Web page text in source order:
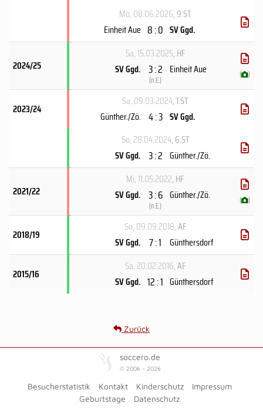
Mo, 08.06.2026, 9.ST
Einheit Aue 8 : 0 SV Ggd.
2024/25
Sa, 15.03.2025, HF
SV Ggd. 3 : 2
(n.E.)
Einheit Aue ( )
2023/24
Sa, 09.03.2024, 1.ST
Günther./Zö. 4 : 3 SV Ggd.
So, 28.04.2024, 6.ST
SV Ggd. 3 : 2 Günther./Zö.
2021/22
Mi, 11.05.2022, HF
SV Ggd. 3 : 6
(n.E.)
Günther./Zö. ( )
2018/19
So, 09.09.2018, AF
SV Ggd. 7 : 1 Günthersdorf
2015/16
Sa, 20.02.2016, AF
SV Ggd. 12 : 1 Günthersdorf
Zurück
soccero.de
© 2006 - 2026
Besucherstatistik Kontakt Kinderschutz
Impressum
Geburtstage
Datenschutz